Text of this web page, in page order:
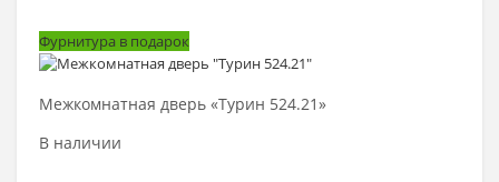
Фурнитура в подарок
Межкомнатная дверь «Турин 524.21»
В наличии
Выбрать >